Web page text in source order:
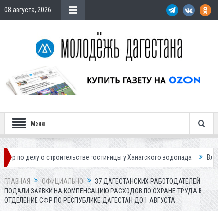
08 августа, 2026
Меню
о строительстве гостиницы у Ханагского водопада Власти
ГЛАВНАЯ ОФИЦИАЛЬНО
37 ДАГЕСТАНСКИХ РАБОТОДАТЕЛЕЙ
ПОДАЛИ ЗАЯВКИ НА КОМПЕНСАЦИЮ РАСХОДОВ ПО ОХРАНЕ ТРУДА В
ОТДЕЛЕНИЕ СФР ПО РЕСПУБЛИКЕ ДАГЕСТАН ДО 1 АВГУСТА